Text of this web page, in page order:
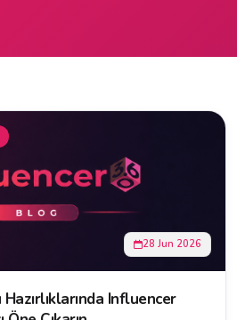
28 Jun 2026
Influencer